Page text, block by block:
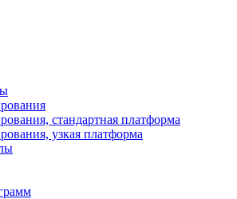
стандартная платформа
узкая платформа